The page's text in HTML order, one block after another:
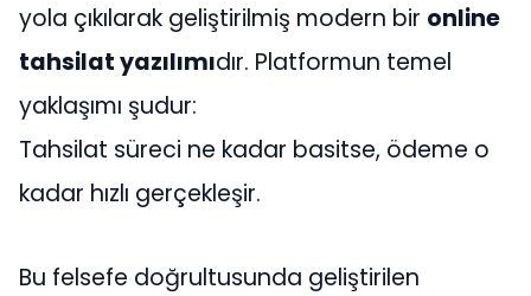
yola çıkılarak geliştirilmiş modern bir online
tahsilat yazılımıdır. Platformun temel
yaklaşımı şudur:
Tahsilat süreci ne kadar basitse, ödeme o
kadar hızlı gerçekleşir.
Bu felsefe doğrultusunda geliştirilen